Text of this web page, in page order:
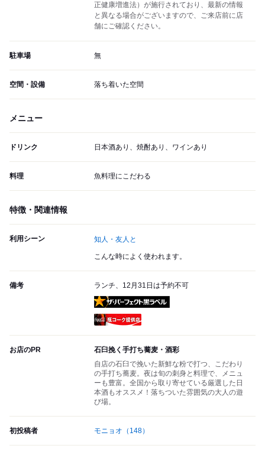
正健康増進法）が施行されており、最新の情報
と異なる場合がございますので、ご来店前に店
舗にご確認ください。
駐車場 無
空間・設備 落ち着いた空間
メニュー
ドリンク 日本酒あり、焼酎あり、ワインあり
料理 魚料理にこだわる
特徴・関連情報
利用シーン 知人・友人と
こんな時によく使われます。
備考
ランチ、12月31日は予約不可
お店のPR
石臼挽く手打ち蕎麦・酒彩
自店の石臼で挽いた新鮮な粉で打つ、こだわり
の手打ち蕎麦。夜は旬の刺身と料理で、メニュ
ーも豊富。全国から取り寄せている厳選した日
本酒もオススメ！落ちついた雰囲気の大人の遊
び場。
初投稿者 モニョオ （148）